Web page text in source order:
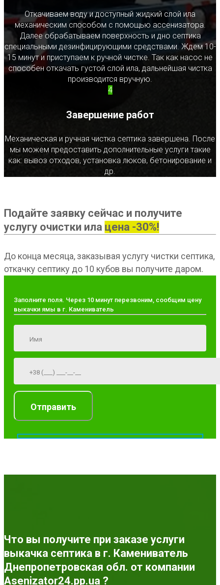
Откачиваем воду и доступный жидкий слой ила
механическим способом с помощью ассенизатора.
Далее обрабатываем поверхность и дно септика
специальными дезинфицирующими средствами. Ждем 10-
15 минут и приступаем к ручной чистке. Так как насос не
способен откачать густой слой ила, дальнейшая чистка
производится вручную.
4
Завершение работ
Механическая и ручная чистка септика завершена. После
мы можем предоставить дополнительные услуги такие
как: вывоз отходов, установка люков, бетонирование и
др.
Подайте заявку сейчас и получите
услугу очистки ила цена -30%!
До конца месяца, заказывая услугу чистки септика,
откачку септику до 10 кубов вы получите даром.
Заполните поля. Через 10 минут перезвоним, сообщим цену
выкачки ямы в г. Камениватель
Что вы получите при заказе услуги
выкачка септика в г. Камениватель
Днепропетровская обл. от компании
Asenizator24.pp.ua ?